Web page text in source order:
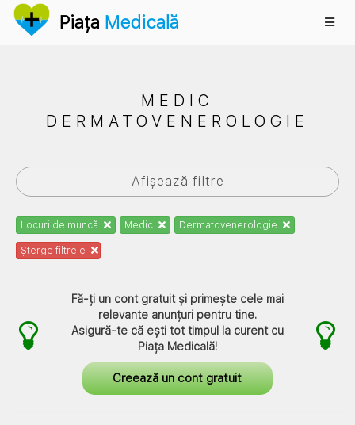
Piața Medicală
Anunțuri
MEDIC
DERMATOVENEROLOGIE
Afișează filtre
Locuri de muncă Medic Dermatovenerologie
Șterge filtrele
Fă-ți un cont gratuit și primește cele mai
relevante anunțuri pentru tine.
Asigură-te că ești tot timpul la curent cu
Piața Medicală!
Creează un cont gratuit